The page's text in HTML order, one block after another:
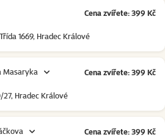
1669, Hradec Králové
Cena zvířete: 399 Kč
Masaryka
27, Hradec Králové
Cena zvířete: 399 Kč
Cena zvířete: 399 Kč